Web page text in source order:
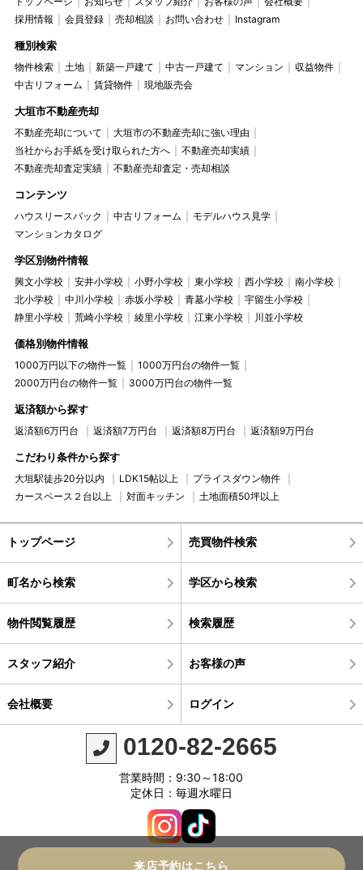
採用情報
会員登録 売却相談 お問い合わせ Instagram
種別検索
物件検索 土地 新築一戸建て 中古一戸建て マンション
収益物件
中古リフォーム
賃貸物件 現地販売会
大垣市不動産売却
不動産売却について
大垣市の不動産売却に強い理由
当社からお手紙を受け取られた方へ
不動産売却実績
不動産売却査定実績
不動産売却査定・売却相談
コンテンツ
ハウスリースバック 中古リフォーム
モデルハウス見学
マンションカタログ
学区別物件情報
興文小学校 安井小学校 小野小学校 東小学校 西小学校
南小学校
北小学校
中川小学校 赤坂小学校 青墓小学校
宇留生小学校
静里小学校
荒崎小学校 綾里小学校 江東小学校 川並小学校
価格別物件情報
1000万円以下の物件一覧
1000万円台の物件一覧
2000万円台の物件一覧
3000万円台の物件一覧
返済額から探す
返済額6万円台 返済額7万円台 返済額8万円台 返済額9万円台
こだわり条件から探す
大垣駅徒歩20分以内 LDK15帖以上
プライスダウン物件
カースペース２台以上
対面キッチン 土地面積50坪以上
トップページ 売買物件検索
町名から検索 学区から検索
物件閲覧履歴 検索履歴
スタッフ紹介 お客様の声
会社概要 ログイン
0120-82-2665
営業時間：9:30～18:00
定休日：毎週水曜日
来店予約はこちら